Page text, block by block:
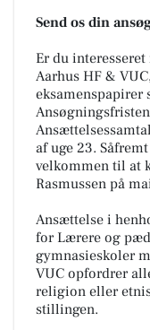
Send os din
Er du
Aarhus HF &
eksamenspapirer
af uge 23.
velkommen til at
Rasmussen på
Ansættelse i
for Lærere og
gymnasieskoler
VUC opfordrer
religion eller
stillingen.